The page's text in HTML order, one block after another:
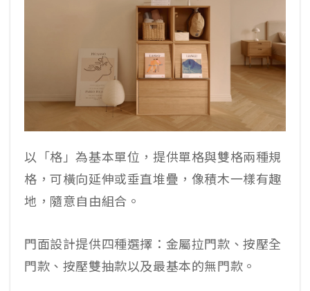
以「格」為基本單位，提供單格與雙格兩種規
格，可橫向延伸或垂直堆疊，像積木一樣有趣
地，隨意自由組合。
門面設計提供四種選擇：金屬拉門款、按壓全
門款、按壓雙抽款以及最基本的無門款。